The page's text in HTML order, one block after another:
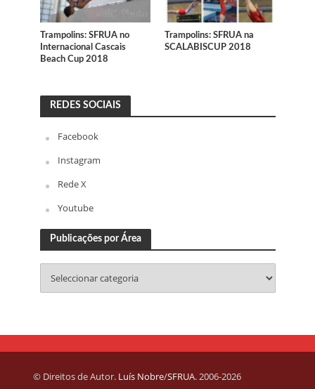
Trampolins: SFRUA no
Internacional Cascais
Beach Cup 2018
Trampolins: SFRUA na
SCALABISCUP 2018
REDES SOCIAIS
Facebook
Instagram
Rede X
Youtube
Publicações por Área
© Direitos de Autor. Luís Nobre/SFRUA. 2006-2026